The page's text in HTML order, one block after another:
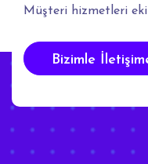
Müşteri hizmetleri
Bizimle